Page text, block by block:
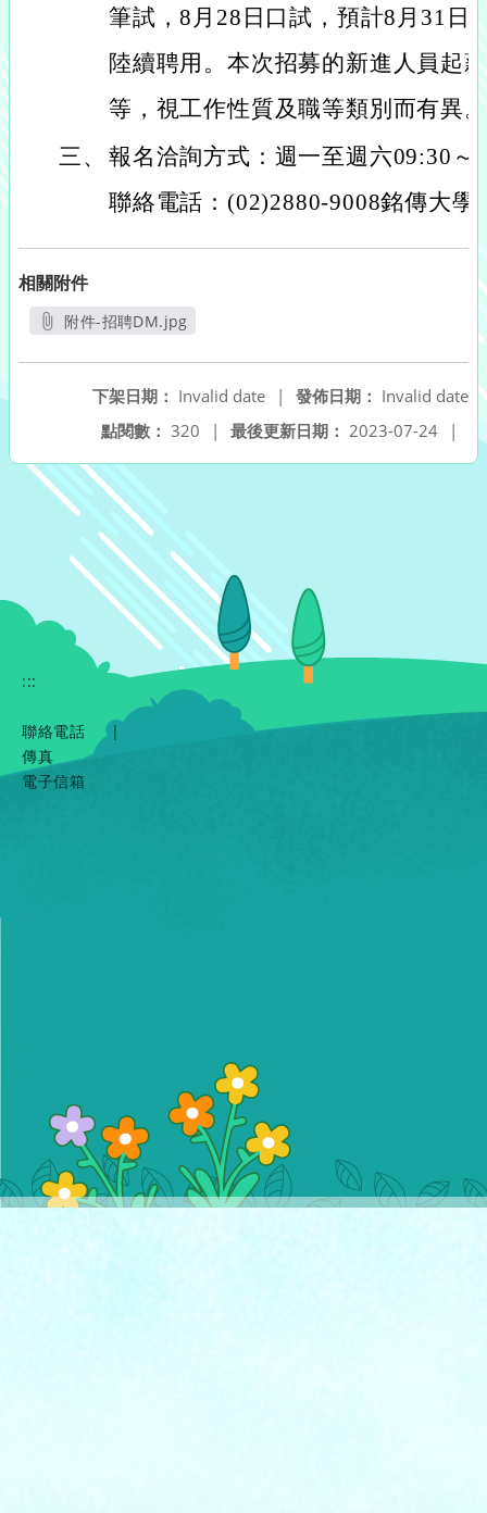
筆試，8月28日口試，預計8月31日
陸續聘用。本次招募的新進人員起
等，視工作性質及職等類別而有異。
三、 報名洽詢方式：週一至週六09:30～
聯絡電話：(02)2880-9008銘傳大學
相關附件
附件-招聘DM.jpg
發佈日期： Invalid date
下架日期： Invalid date
|
最後更新日期： 2023-07-24 |
點閱數： 320 |
:::
聯絡電話
|
傳真
電子信箱